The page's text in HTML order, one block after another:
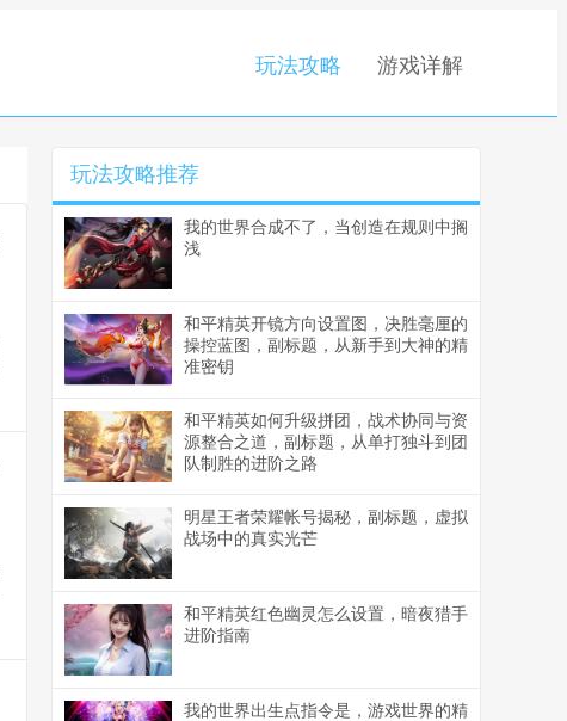
玩法攻略 游戏详解
玩法攻略推荐
我的世界合成不了，当创造在规则中搁
浅
和平精英开镜方向设置图，决胜毫厘的
操控蓝图，副标题，从新手到大神的精
准密钥
和平精英如何升级拼团，战术协同与资
源整合之道，副标题，从单打独斗到团
队制胜的进阶之路
明星王者荣耀帐号揭秘，副标题，虚拟
战场中的真实光芒
和平精英红色幽灵怎么设置，暗夜猎手
进阶指南
我的世界出生点指令是，游戏世界的精